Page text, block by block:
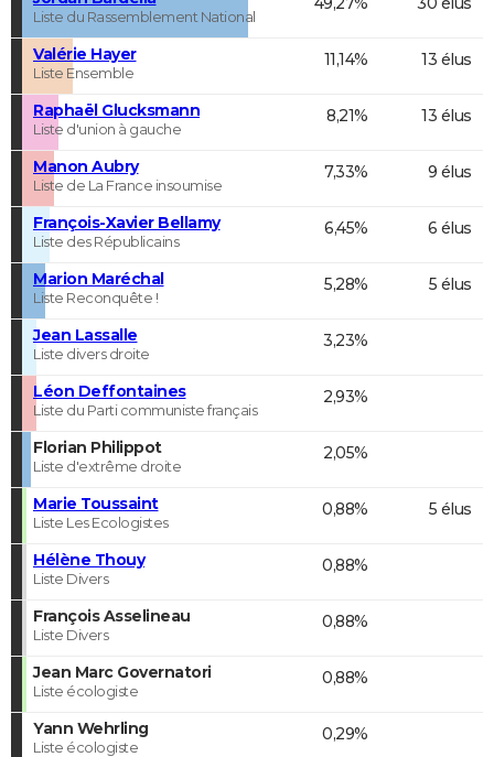
Liste du Rassemblement National
Valérie Hayer
Liste Ensemble
11,14% 13 élus
Raphaël Glucksmann
Liste d'union à gauche
8,21% 13 élus
Manon Aubry
Liste de La France insoumise
7,33% 9 élus
François-Xavier Bellamy
Liste des Républicains
6,45% 6 élus
Marion Maréchal
Liste Reconquête !
5,28% 5 élus
Jean Lassalle
Liste divers droite
3,23%
Léon Deffontaines
Liste du Parti communiste français
2,93%
Florian Philippot
Liste d'extrême droite
2,05%
Marie Toussaint
Liste Les Ecologistes
0,88% 5 élus
Hélène Thouy
Liste Divers
0,88%
François Asselineau
Liste Divers
0,88%
Jean Marc Governatori
Liste écologiste
0,88%
Yann Wehrling
Liste écologiste
0,29%